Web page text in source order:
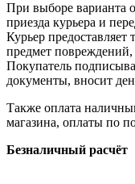
При выборе варианта
приезда курьера и
Курьер
предмет повреждений,
Покупатель
документы, вносит
Также оплата
магазина, оплаты по
Безналичный расчёт